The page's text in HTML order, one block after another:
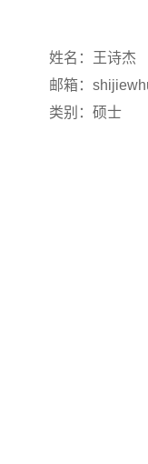
姓名：王诗杰
邮箱：
类别：硕士